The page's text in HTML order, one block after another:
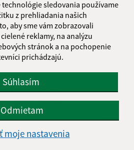
sledovania používame
z prehliadania našich
aby sme vám zobrazovali
reklamy, na analýzu
stránok a na pochopenie
prichádzajú.
Súhlasím
Odmietam
moje nastavenia
nestránkový deň
07:30 - 11:00 12:00 - 13:30
prestávka:11:00 - 12:00
úrad Fintice
nádvorie 210/1
082 16 Fintice
51 748 10 10